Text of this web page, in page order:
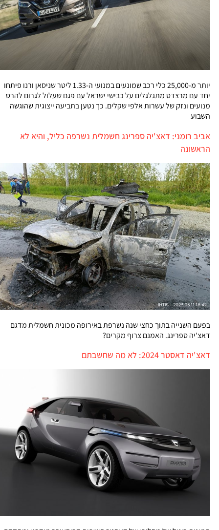
יותר מ-25,000 כלי רכב שמונעים במנועי ה-1.33 ליטר שניסאן ורנו פיתחו
יחד עם מרצדס מתגלגלים על כבישי ישראל עם פגם שעלול לגרום להרס
מנועים ונזק של עשרות אלפי שקלים. כך נטען בתביעה ייצוגית שהוגשה
השבוע
אביב רומני: דאצ'יה ספרינג חשמלית נשרפה כליל, והיא לא
הראשונה
בפעם השנייה בתוך כחצי שנה נשרפת באירופה מכונית חשמלית מדגם
דאצ'יה ספרינג. האמנם צרוף מקרים?
דאצ'יה דאסטר 2024: לא מה שחשבתם